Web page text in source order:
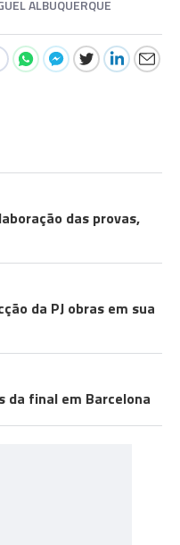
ALBUQUERQUE
das provas,
da PJ obras em sua
da final em Barcelona